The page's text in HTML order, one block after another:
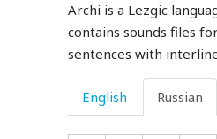
Archi is a Lezgic
contains sounds files
sentences with
English Russian
фарфор
фасоль
ферма